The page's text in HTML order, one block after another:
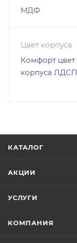
МДФ
Цвет корпуса
Комфорт цвет
корпуса ЛДСП
КАТАЛОГ
АКЦИИ
УСЛУГИ
КОМПАНИЯ